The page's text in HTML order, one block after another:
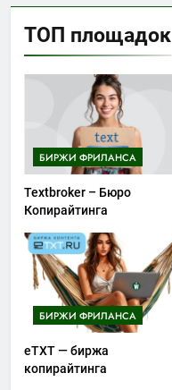
ТОП площадок
БИРЖИ ФРИЛАНСА
Textbroker – Бюро
Копирайтинга
БИРЖИ ФРИЛАНСА
eTXT — биржа
копирайтинга